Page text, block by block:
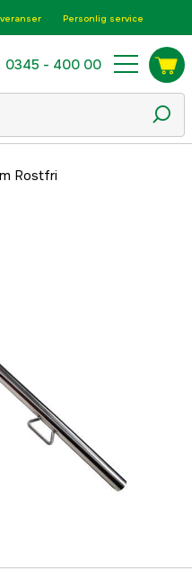
Personlig service
0345 - 400 00
Rostfri